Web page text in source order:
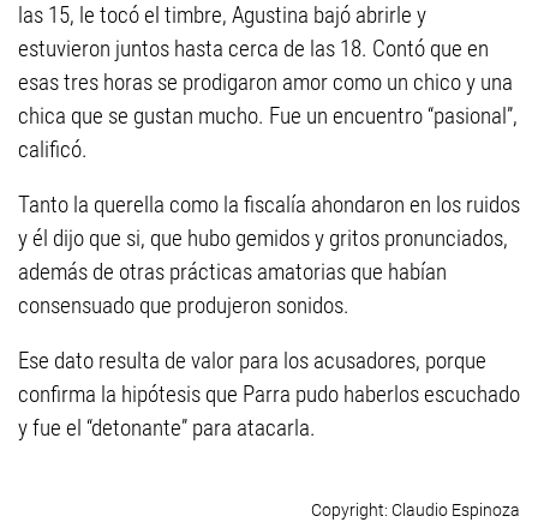
las 15, le tocó el timbre, Agustina bajó abrirle y
estuvieron juntos hasta cerca de las 18. Contó que en
esas tres horas se prodigaron amor como un chico y una
chica que se gustan mucho. Fue un encuentro “pasional”,
calificó.
Tanto la querella como la fiscalía ahondaron en los ruidos
y él dijo que si, que hubo gemidos y gritos pronunciados,
además de otras prácticas amatorias que habían
consensuado que produjeron sonidos.
Ese dato resulta de valor para los acusadores, porque
confirma la hipótesis que Parra pudo haberlos escuchado
y fue el “detonante” para atacarla.
Claudio Espinoza